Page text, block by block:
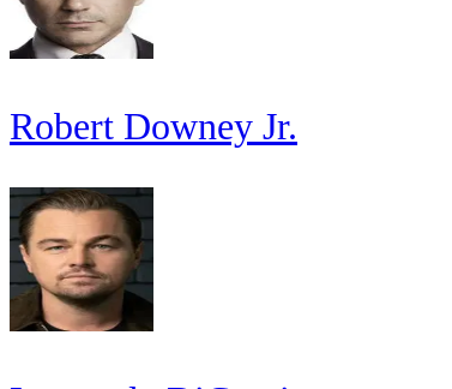
Robert Downey Jr.